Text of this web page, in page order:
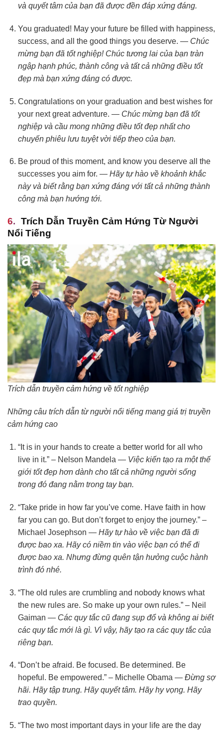
và quyết tâm của bạn đã được đền đáp xứng đáng.
You graduated! May your future be filled with happiness,
success, and all the good things you deserve. — Chúc
mừng bạn đã tốt nghiệp! Chúc tương lai của bạn tràn
ngập hạnh phúc, thành công và tất cả những điều tốt
đẹp mà bạn xứng đáng có được.
Congratulations on your graduation and best wishes for
your next great adventure. — Chúc mừng bạn đã tốt
nghiệp và cầu mong những điều tốt đẹp nhất cho
chuyến phiêu lưu tuyệt vời tiếp theo của bạn.
Be proud of this moment, and know you deserve all the
successes you aim for. — Hãy tự hào về khoảnh khắc
này và biết rằng bạn xứng đáng với tất cả những thành
công mà bạn hướng tới.
Trích Dẫn Truyền Cảm Hứng Từ Người
Nổi Tiếng
Trích dẫn truyền cảm hứng về tốt nghiệp
Những câu trích dẫn từ người nổi tiếng mang giá trị truyền
cảm hứng cao
“It is in your hands to create a better world for all who
live in it.” – Nelson Mandela — Việc kiến tạo ra một thế
giới tốt đẹp hơn dành cho tất cả những người sống
trong đó đang nằm trong tay bạn.
“Take pride in how far you’ve come. Have faith in how
far you can go. But don’t forget to enjoy the journey.” –
Michael Josephson — Hãy tự hào về việc bạn đã đi
được bao xa. Hãy có niềm tin vào việc bạn có thể đi
được bao xa. Nhưng đừng quên tận hưởng cuộc hành
trình đó nhé.
“The old rules are crumbling and nobody knows what
the new rules are. So make up your own rules.” – Neil
Gaiman — Các quy tắc cũ đang sụp đổ và không ai biết
các quy tắc mới là gì. Vì vậy, hãy tạo ra các quy tắc của
riêng bạn.
“Don’t be afraid. Be focused. Be determined. Be
hopeful. Be empowered.” – Michelle Obama — Đừng sợ
hãi. Hãy tập trung. Hãy quyết tâm. Hãy hy vọng. Hãy
trao quyền.
“The two most important days in your life are the day